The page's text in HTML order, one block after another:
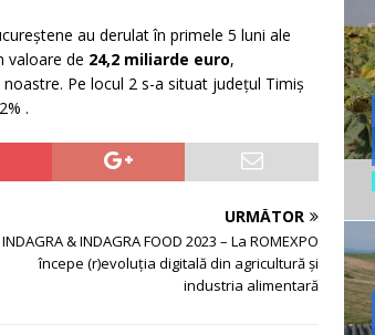
au derulat în primele 5 luni ale
valoare de 24,2 miliarde euro,
Pe locul 2 s-a situat județul Timiș
.
URMĂTOR
INDAGRA & INDAGRA FOOD 2023 – La ROMEXPO
începe (r)evoluția digitală din agricultură și
industria alimentară